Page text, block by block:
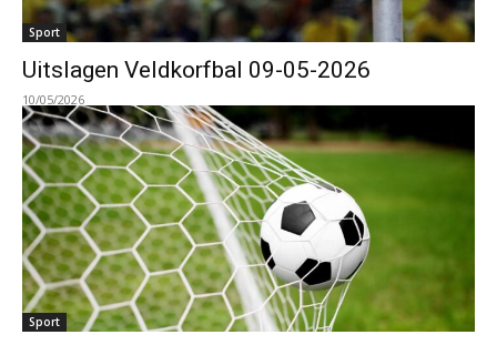
Sport
Uitslagen Veldkorfbal 09-05-2026
10/05/2026
Sport